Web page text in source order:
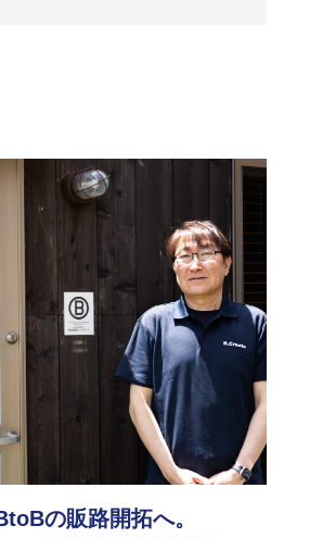
の販路開拓へ。